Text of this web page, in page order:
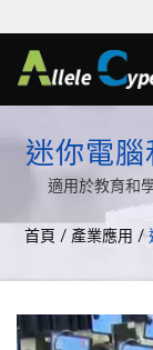
迷你電
適用於教育和
首頁 / 產業應用 /